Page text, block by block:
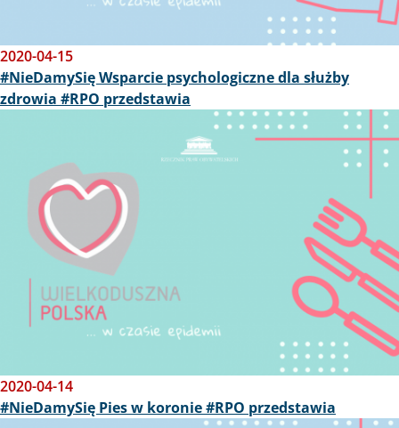
2020-04-15
#NieDamySię Wsparcie psychologiczne dla służby
zdrowia #RPO przedstawia
2020-04-14
#NieDamySię Pies w koronie #RPO przedstawia